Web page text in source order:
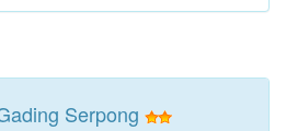
Serpong